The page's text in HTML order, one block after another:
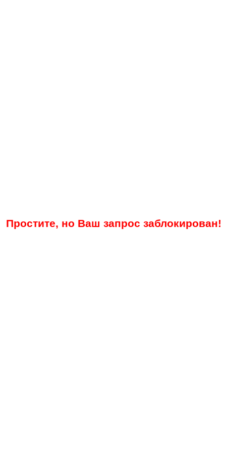
Простите, но Ваш запрос заблокирован!